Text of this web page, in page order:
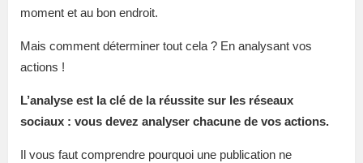
moment et au bon endroit.
Mais comment déterminer tout cela ? En analysant vos
actions !
L’analyse est la clé de la réussite sur les réseaux
sociaux : vous devez analyser chacune de vos actions.
Il vous faut comprendre pourquoi une publication ne